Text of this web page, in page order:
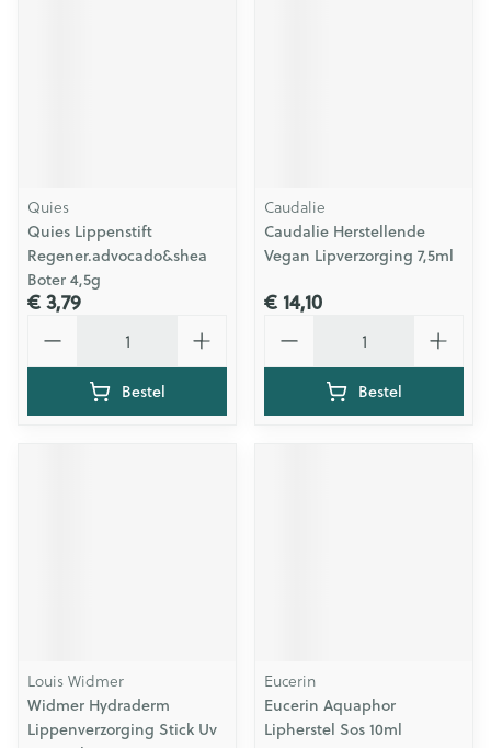
Quies
Quies Lippenstift
Regener.advocado&shea
Boter 4,5g
€ 3,79
Bestel
Caudalie
Caudalie Herstellende
Vegan Lipverzorging 7,5ml
€ 14,10
Bestel
Louis Widmer
Widmer Hydraderm
Lippenverzorging Stick Uv
Eucerin
Eucerin Aquaphor
Lipherstel Sos 10ml